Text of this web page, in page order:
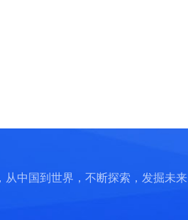
从中国到世界，不断探索，发掘未来